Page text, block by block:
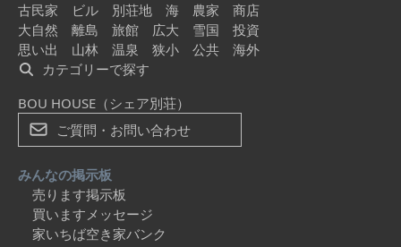
古民家
ビル 別荘地 海 農家
商店
大自然
離島 旅館 広大 雪国
投資
思い出
山林 温泉 狭小 公共
海外
カテゴリーで探す
BOU HOUSE（シェア別荘）
ご質問・お問い合わせ
みんなの掲示板
売ります掲示板
買いますメッセージ
家いちば空き家バンク